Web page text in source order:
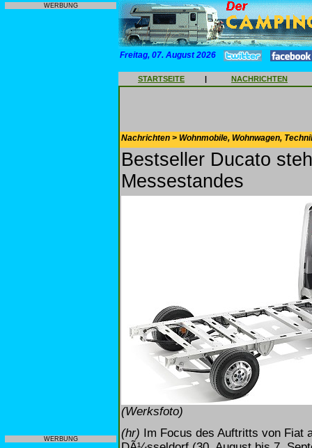
WERBUNG
WERBUNG
Freitag, 07. August 2026
STARTSEITE | NACHRICHTEN
Nachrichten > Wohnmobile, Wohnwagen,
Bestseller Ducato
Messestandes
(Werksfoto)
(hr) Im Focus des Auftritts von Fiat